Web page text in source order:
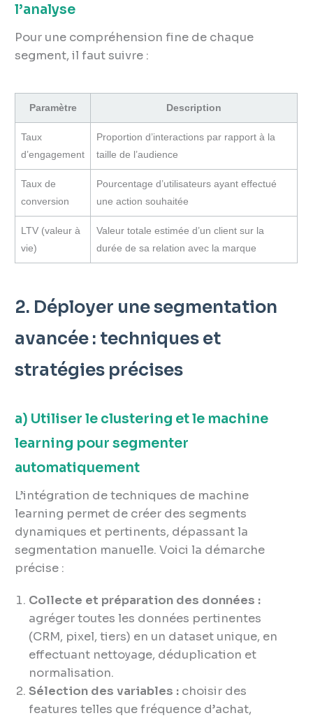
l’analyse
Pour une compréhension fine de chaque
segment, il faut suivre :
Paramètre Description
Taux
d’engagement
Proportion d’interactions par rapport à la
taille de l’audience
Taux de
conversion
Pourcentage d’utilisateurs ayant effectué
une action souhaitée
LTV (valeur à
vie)
Valeur totale estimée d’un client sur la
durée de sa relation avec la marque
2. Déployer une segmentation
avancée : techniques et
stratégies précises
a) Utiliser le clustering et le machine
learning pour segmenter
automatiquement
L’intégration de techniques de machine
learning permet de créer des segments
dynamiques et pertinents, dépassant la
segmentation manuelle. Voici la démarche
précise :
Collecte et préparation des données :
agréger toutes les données pertinentes
(CRM, pixel, tiers) en un dataset unique, en
effectuant nettoyage, déduplication et
normalisation.
Sélection des variables : choisir des
features telles que fréquence d’achat,